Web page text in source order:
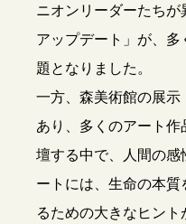
ニオンリーダーたち
アップデート」が、
題となりました。
一方、森美術館の展示
あり、多くのアート
壇する中で、人間の感
ートには、生命の本
るための大きなヒン